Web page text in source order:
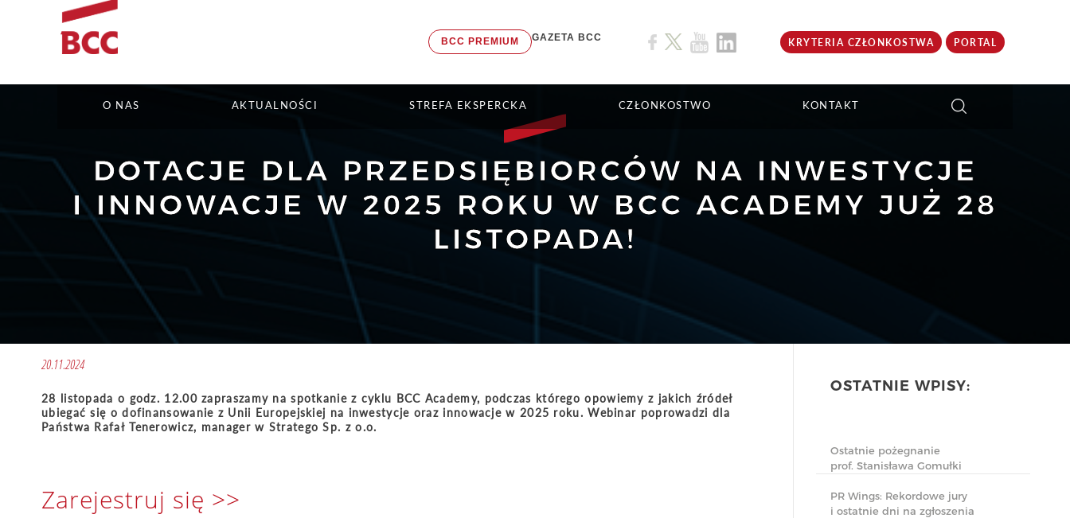
BCC PREMIUM GAZETA BCC KRYTERIA CZŁONKOSTWA PORTAL
O NAS AKTUALNOŚCI STREFA EKSPERCKA CZŁONKOSTWO KONTAKT
DOTACJE DLA PRZEDSIĘBIORCÓW NA INWESTYCJE
I INNOWACJE W 2025 ROKU W BCC ACADEMY JUŻ 28
LISTOPADA!
OSTATNIE WPISY:
Ostatnie pożegnanie
prof. Stanisława Gomułki
PR Wings: Rekordowe jury
i ostatnie dni na zgłoszenia
20.11.2024
28 listopada o godz. 12.00 zapraszamy na spotkanie z cyklu BCC Academy, podczas którego opowiemy z jakich źródeł
ubiegać się o dofinansowanie z Unii Europejskiej na inwestycje oraz innowacje w 2025 roku. Webinar poprowadzi dla
Państwa Rafał Tenerowicz, manager w Stratego Sp. z o.o.
Zarejestruj się >>